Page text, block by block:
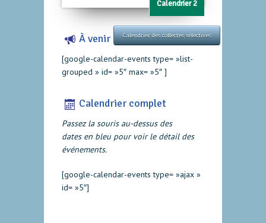
Calendrier 2
Calendrier des collectes sélectives
À venir
[google-calendar-events type= »list-
grouped » id= »5″ max= »5″ ]
Calendrier complet
Passez la souris au-dessus des
dates en bleu pour voir le détail des
événements.
[google-calendar-events type= »ajax »
id= »5″]